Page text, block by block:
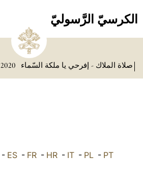
الكرسيّ الرَّسوليّ
صلاة الملاك - إفرحي يا ملكة السّماء 2020
- ES- FR- HR- IT- PL- PT